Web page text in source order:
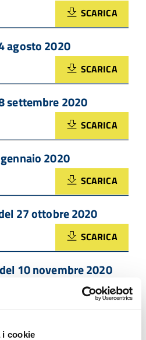
i cookie
SCARICA
agosto 2020
SCARICA
settembre 2020
SCARICA
2020
SCARICA
27 ottobre 2020
SCARICA
10 novembre 2020
SCARICA